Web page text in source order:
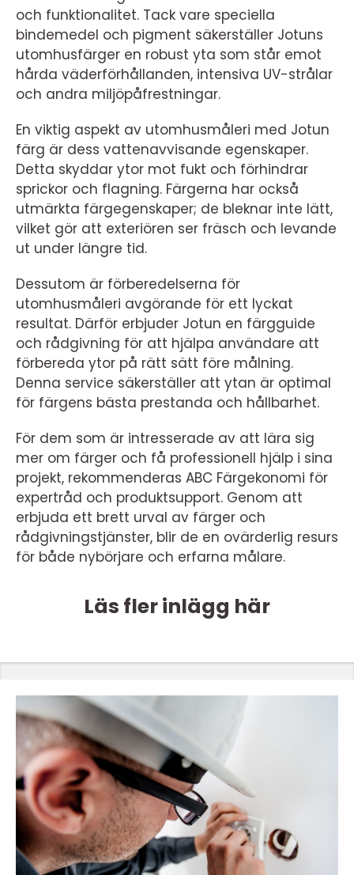
och funktionalitet. Tack vare speciella
bindemedel och pigment säkerställer Jotuns
utomhusfärger en robust yta som står emot
hårda väderförhållanden, intensiva UV-strålar
och andra miljöpåfrestningar.
En viktig aspekt av utomhusmåleri med Jotun
färg är dess vattenavvisande egenskaper.
Detta skyddar ytor mot fukt och förhindrar
sprickor och flagning. Färgerna har också
utmärkta färgegenskaper; de bleknar inte lätt,
vilket gör att exteriören ser fräsch och levande
ut under längre tid.
Dessutom är förberedelserna för
utomhusmåleri avgörande för ett lyckat
resultat. Därför erbjuder Jotun en färgguide
och rådgivning för att hjälpa användare att
förbereda ytor på rätt sätt före målning.
Denna service säkerställer att ytan är optimal
för färgens bästa prestanda och hållbarhet.
För dem som är intresserade av att lära sig
mer om färger och få professionell hjälp i sina
projekt, rekommenderas ABC Färgekonomi för
expertråd och produktsupport. Genom att
erbjuda ett brett urval av färger och
rådgivningstjänster, blir de en ovärderlig resurs
för både nybörjare och erfarna målare.
Läs fler inlägg här